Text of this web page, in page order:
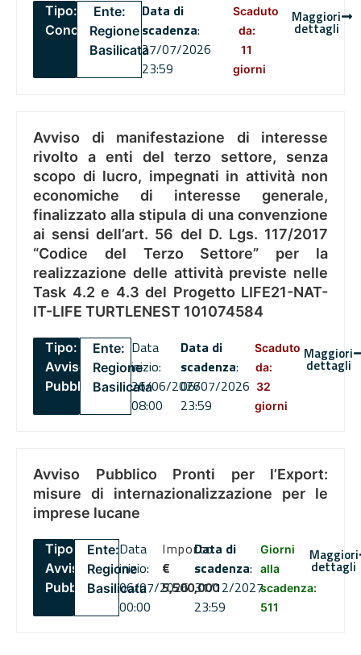
Tipo:
Concorsi
Ente:
Regione
Basilicata
Data di
scadenza:
27/07/2026
23:59
Scaduto
da:
11
giorni
Maggiori
dettagli
Avviso di manifestazione di interesse
rivolto a enti del terzo settore, senza
scopo di lucro, impegnati in attività non
economiche di interesse generale,
finalizzato alla stipula di una convenzione
ai sensi dell’art. 56 del D. Lgs. 117/2017
“Codice del Terzo Settore” per la
realizzazione delle attività previste nelle
Task 4.2 e 4.3 del Progetto LIFE21-NAT-
IT-LIFE TURTLENEST 101074584
Tipo:
Avviso
Pubblico
Ente:
Regione
Basilicata
Data
inizio:
26/06/2026
08:00
Data di
scadenza:
06/07/2026
23:59
Scaduto
da:
32
giorni
Maggiori
dettagli
Avviso Pubblico Pronti per l’Export:
misure di internazionalizzazione per le
imprese lucane
Tipo:
Avviso
Pubblico
Ente:
Regione
Basilicata
Data
inizio:
06/07/2026
00:00
Importo
€
5,500,000
Data di
scadenza:
31/12/2027
23:59
Giorni
alla
scadenza:
511
Maggiori
dettagli